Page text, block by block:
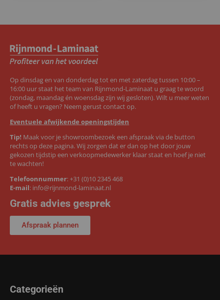
Op dinsdag en van donderdag tot en met zaterdag tussen 10:00 –
16:00 uur staat het team van Rijnmond-Laminaat u graag te woord
(zondag, maandag én woensdag zijn wij gesloten). Wilt u meer weten
of heeft u vragen? Neem gerust contact op.
Eventuele afwijkende openingstijden
Tip! Maak voor je showroombezoek een afspraak via de button
rechts op deze pagina. Wij zorgen dat er dan op het door jouw
gekozen tijdstip een verkoopmedewerker klaar staat en hoef je niet
te wachten!
Telefoonnummer:+31 (0)10 2345 468
E-mail: info@rijnmond-laminaat.nl
Gratis advies gesprek
Afspraak plannen
Categorieën